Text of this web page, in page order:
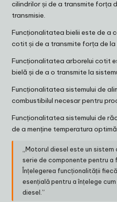
cilindrilor și de a transmite forța
transmisie.
Funcționalitatea bielii este de a
cotit și de a transmite forța de
Funcționalitatea arborelui cotit
bielă și de a o transmite la
Funcționalitatea sistemului de
combustibilul necesar pentru
Funcționalitatea sistemului de
de a menține temperatura
„Motorul diesel este un
serie de componente pentru a
Înțelegerea funcționalității
esențială pentru a înțelege
diesel.”